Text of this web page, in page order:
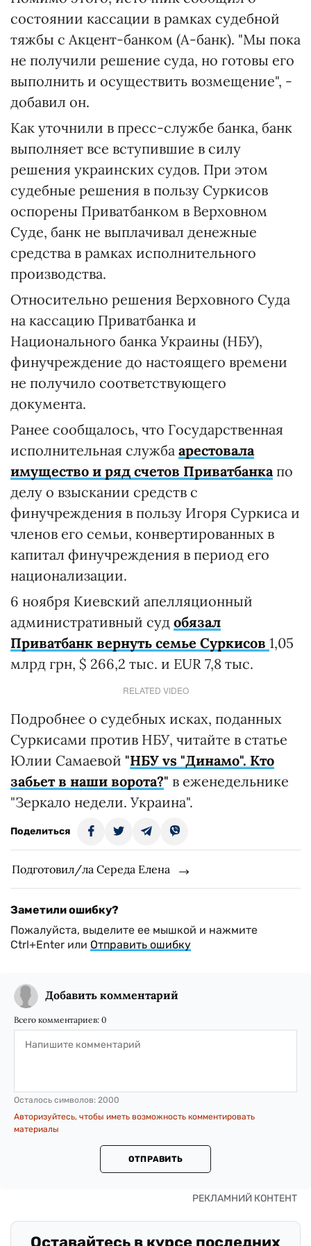
состоянии кассации в рамках судебной
тяжбы с Акцент-банком (А-банк). "Мы пока
не получили решение суда, но готовы его
выполнить и осуществить возмещение", -
добавил он.
Как уточнили в пресс-службе банка, банк
выполняет все вступившие в силу
решения украинских судов. При этом
судебные решения в пользу Суркисов
оспорены Приватбанком в Верховном
Суде, банк не выплачивал денежные
средства в рамках исполнительного
производства.
Относительно решения Верховного Суда
на кассацию Приватбанка и
Национального банка Украины (НБУ),
финучреждение до настоящего времени
не получило соответствующего
документа.
Ранее сообщалось, что Государственная
исполнительная служба арестовала
имущество и ряд счетов Приватбанкапо
делу о взыскании средств с
финучреждения в пользу Игоря Суркиса и
членов его семьи, конвертированных в
капитал финучреждения в период его
национализации.
6 ноября Киевский апелляционный
административный суд обязал
Приватбанк вернуть семье Суркисов 1,05
млрд грн, $ 266,2 тыс. и EUR 7,8 тыс.
RELATED VIDEO
Подробнее о судебных исках, поданных
Суркисами против НБУ, читайте в статье
Юлии Самаевой "НБУ vs "Динамо". Кто
забьет в наши ворота?" в еженедельнике
"Зеркало недели. Украина".
Поделиться
Подготовил/ла Середа Елена
Заметили ошибку?
Пожалуйста, выделите ее мышкой и нажмите
Ctrl+Enter или Отправить ошибку
Добавить комментарий
Всего комментариев: 0
Осталось символов: 2000
Авторизуйтесь, чтобы иметь возможность комментировать
материалы
ОТПРАВИТЬ
Оставайтесь в курсе последних